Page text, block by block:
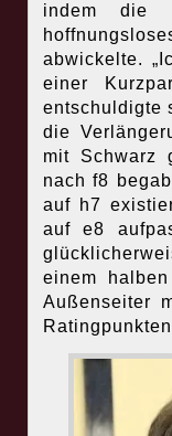
indem die
abwickelte.
einer
entschuldigte
die
mit Schwarz
nach f8
auf h7
auf e8
einem
Außenseiter